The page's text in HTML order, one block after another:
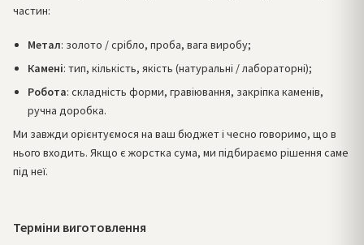
частин:
Метал: золото / срібло, проба, вага виробу;
Камені: тип, кількість, якість (натуральні / лабораторні);
Робота: складність форми, гравіювання, закріпка каменів,
ручна доробка.
Ми завжди орієнтуємося на ваш бюджет і чесно говоримо, що в
нього входить. Якщо є жорстка сума, ми підбираємо рішення саме
під неї.
Терміни виготовлення